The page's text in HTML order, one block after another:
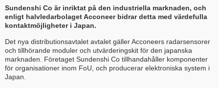
Sundenshi Co är inriktat på den industriella marknaden, och
enligt halvledarbolaget Acconeer bidrar detta med värdefulla
kontaktmöjligheter i Japan.
Det nya distributionsavtalet avtalet gäller Acconeers radarsensorer
och tillhörande moduler och utvärderingskit för den japanska
marknaden. Företaget Sundenshi Co tillhandahåller komponenter
för organisationer inom FoU, och producerar elektroniska system i
Japan.